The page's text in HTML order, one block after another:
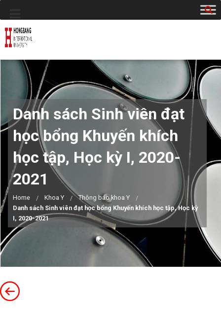
Danh sách Sinh viên đạt
học bổng Khuyến khích
học tập, Học kỳ I, 2020-
2021
Home Khoa Y
Thông báo khoa Y
Danh sách Sinh viên đạt học bổng Khuyến khích học tập, Học kỳ
I, 2020-2021